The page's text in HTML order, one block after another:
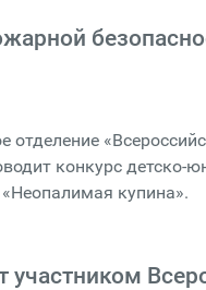
отделение
конкурс детско-
купина».
участником